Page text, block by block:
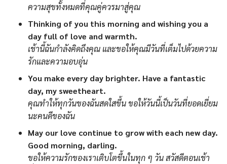
ความสุขทั้งหมดที่คุณคู่ควรมาสู่คุณ
Thinking of you this morning and wishing you a
day full of love and warmth.
เช้านี้ฉันกำลังคิดถึงคุณ และขอให้คุณมีวันที่เต็มไปด้วยความ
รักและความอบอุ่น
You make every day brighter. Have a fantastic
day, my sweetheart.
คุณทำให้ทุกวันของฉันสดใสขึ้น ขอให้วันนี้เป็นวันที่ยอดเยี่ยม
นะคนดีของฉัน
May our love continue to grow with each new day.
Good morning, darling.
ขอให้ความรักของเราเติบโตขึ้นในทุก ๆ วัน สวัสดีตอนเช้า